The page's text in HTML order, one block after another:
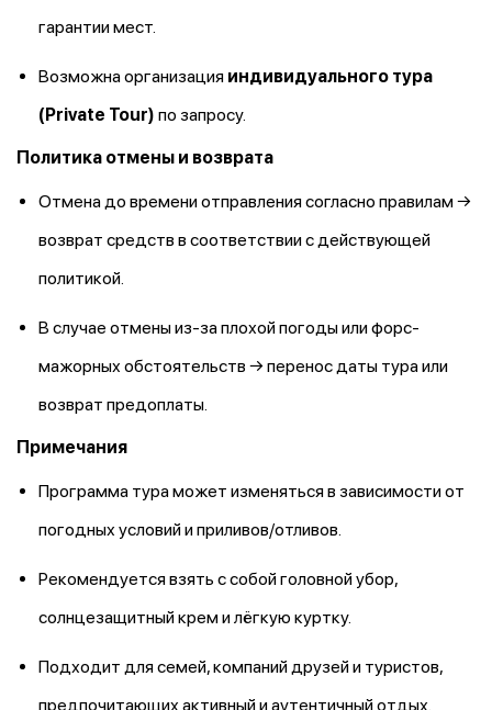
гарантии мест.
Возможна организация индивидуального тура
(Private Tour) по запросу.
Политика отмены и возврата
Отмена до времени отправления согласно правилам →
возврат средств в соответствии с действующей
политикой.
В случае отмены из-за плохой погоды или форс-
мажорных обстоятельств → перенос даты тура или
возврат предоплаты.
Примечания
Программа тура может изменяться в зависимости от
погодных условий и приливов/отливов.
Рекомендуется взять с собой головной убор,
солнцезащитный крем и лёгкую куртку.
Подходит для семей, компаний друзей и туристов,
предпочитающих активный и аутентичный отдых.